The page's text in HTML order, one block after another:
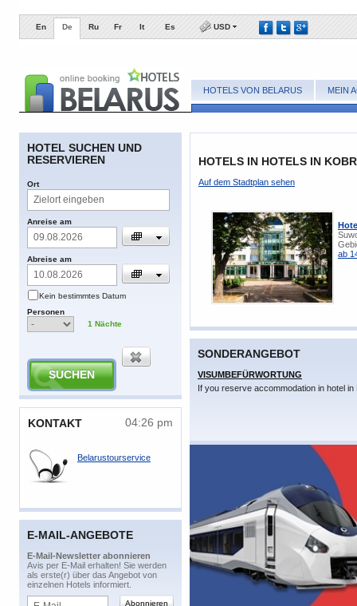
En De Ru Fr It Es USD
HOTELS VON BELARUS MEIN
​HOTEL SUCHEN UND
RESERVIEREN
​Ort
​Anreise am
​Abreise am
​Kein bestimmtes Datum
​Personen
1 ​Nächte
​KONTAKT 04:26 pm
Belarustourservice
E-MAIL-ANGEBOTE
​E-Mail-Newsletter abonnieren
​Avis per E-Mail erhalten! Sie werden
als erste(r) über das Angebot von
einzelnen Hotels informiert.
HOTELS IN HOTELS IN
​Auf dem Stadtplan sehen
ab
SONDERANGEBOT
VISUMBEFÜRWORTUNG
If you reserve accommodation in hotel